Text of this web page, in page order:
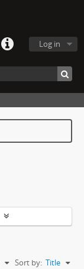
Log in
Sort by: Title